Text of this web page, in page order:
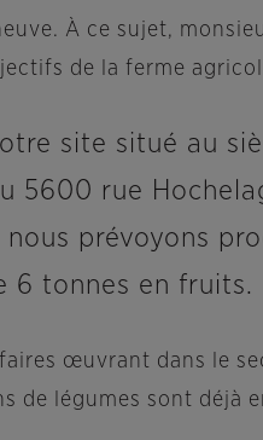
À ce sujet,
de la ferme
site situé au
5600 rue
prévoyons
6 tonnes en fruits.
œuvrant dans le
de légumes sont déjà